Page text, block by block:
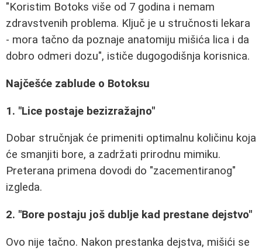
"Koristim Botoks više od 7 godina i nemam
zdravstvenih problema. Ključ je u stručnosti lekara
- mora tačno da poznaje anatomiju mišića lica i da
dobro odmeri dozu", ističe dugogodišnja korisnica.
Najčešće zablude o Botoksu
1. "Lice postaje bezizražajno"
Dobar stručnjak će primeniti optimalnu količinu koja
će smanjiti bore, a zadržati prirodnu mimiku.
Preterana primena dovodi do "zacementiranog"
izgleda.
2. "Bore postaju još dublje kad prestane dejstvo"
Ovo nije tačno. Nakon prestanka dejstva, mišići se